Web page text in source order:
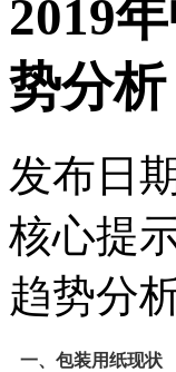
2019
势分析
发布日
核心提
趋势分
一、包装用纸现状